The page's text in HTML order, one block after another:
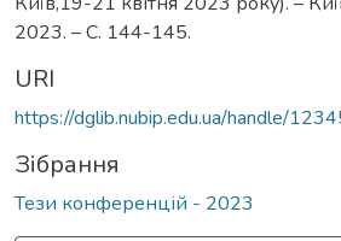
2023. – С. 144-145.
URI
https://dglib.nubip.edu.ua/handle/
Зібрання
Тези конференцій - 2023